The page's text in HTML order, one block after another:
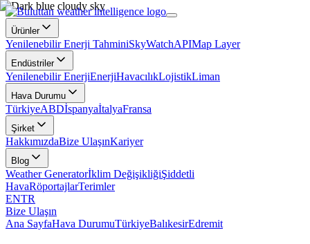
Ürünler
Yenilenebilir Enerji TahminiSkyWatchAPIMap Layer
Endüstriler
Yenilenebilir EnerjiEnerjiHavacılıkLojistikLiman
Hava Durumu
TürkiyeABDİspanyaİtalyaFransa
Şirket
HakkımızdaBize UlaşınKariyer
Blog
Weather Generatorİklim DeğişikliğiŞiddetli
HavaRöportajlarTerimler
ENTR
Bize Ulaşın
Ana SayfaHava DurumuTürkiyeBalıkesirEdremit